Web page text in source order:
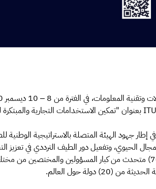
الحيوي، وتفعيل دور الطيف الترددي في تعزيز
الندوة أكثر من (70) متحدث من كبار المسؤولين
من (20) دولة حول العالم.